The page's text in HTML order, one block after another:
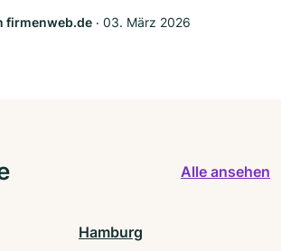
firmenweb.de ‧ 03. März 2026
Alle ansehen
Hamburg